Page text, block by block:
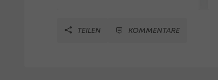
TEILEN KOMMENTARE